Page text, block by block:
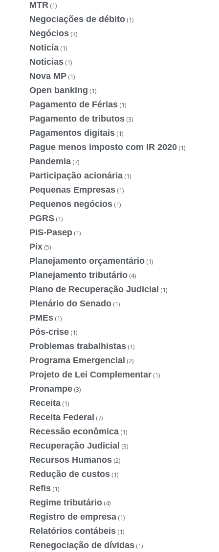
MTR (1)
Negociações de débito (1)
Negócios (3)
Noticía (1)
Noticias (1)
Nova MP (1)
Open banking (1)
Pagamento de Férias (1)
Pagamento de tributos (3)
Pagamentos digitais (1)
Pague menos imposto com IR 2020 (1)
Pandemia (7)
Participação acionária (1)
Pequenas Empresas (1)
Pequenos negócios (1)
PGRS (1)
PIS-Pasep (1)
Pix (5)
Planejamento orçamentário (1)
Planejamento tributário (4)
Plano de Recuperação Judicial (1)
Plenário do Senado (1)
PMEs (1)
Pós-crise (1)
Problemas trabalhistas (1)
Programa Emergencial (2)
Projeto de Lei Complementar (1)
Pronampe (3)
Receita (1)
Receita Federal (7)
Recessão econômica (1)
Recuperação Judicial (3)
Recursos Humanos (2)
Redução de custos (1)
Refis (1)
Regime tributário (4)
Registro de empresa (1)
Relatórios contábeis (1)
Renegociação de dívidas (1)